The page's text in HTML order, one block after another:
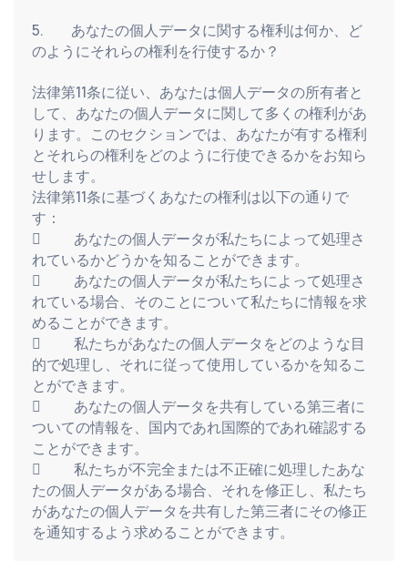
5.          あなたの個人データに関する権利は何か、ど
のようにそれらの権利を行使するか？
法律第11条に従い、あなたは個人データの所有者と
して、あなたの個人データに関して多くの権利があ
ります。このセクションでは、あなたが有する権利
とそれらの権利をどのように行使できるかをお知ら
せします。
法律第11条に基づくあなたの権利は以下の通りで
す：
            あなたの個人データが私たちによって処理さ
れているかどうかを知ることができます。
            あなたの個人データが私たちによって処理さ
れている場合、そのことについて私たちに情報を求
めることができます。
            私たちがあなたの個人データをどのような目
的で処理し、それに従って使用しているかを知るこ
とができます。
            あなたの個人データを共有している第三者に
ついての情報を、国内であれ国際的であれ確認する
ことができます。
            私たちが不完全または不正確に処理したあな
たの個人データがある場合、それを修正し、私たち
があなたの個人データを共有した第三者にその修正
を通知するよう求めることができます。